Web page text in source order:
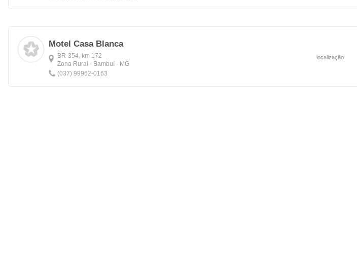
Motel Casa Blanca
BR-354, km 172
Zona Rural - Bambuí - MG
(037) 99962-0163
localização